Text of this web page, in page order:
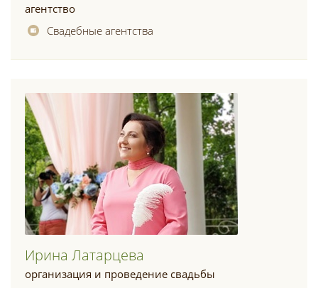
агентство
Свадебные агентства
Ирина Латарцева
организация и проведение свадьбы